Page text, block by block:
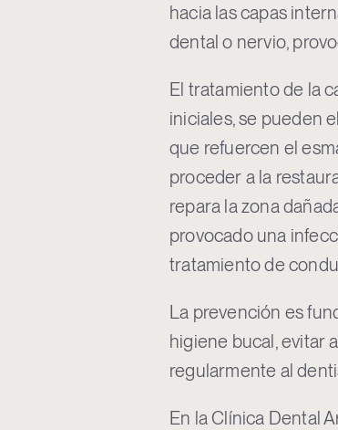
hacia las capas
dental o nervio,
El tratamiento de la
iniciales, se pueden
que refuercen el
proceder a la
repara la zona
provocado una
tratamiento de
La prevención es
higiene bucal, evitar
regularmente al
En la Clínica Dental